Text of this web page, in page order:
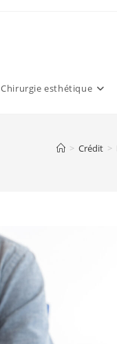
Chirurgie esthétique
> Crédit >